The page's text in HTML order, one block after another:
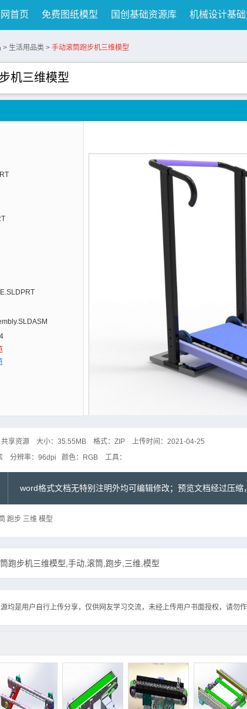
首页 免费图纸模型 国创基础资源库 机械设计基
联系我们
> 生活用品类 > 手动滚筒跑步机三维模型
机三维模型
共享资源 大小： 35.55MB 格式： ZIP 上传时间： 2021-04-25
分辨率： 96dpi 颜色： RGB 工具：
word格式文档无特别注明外均可编辑修改；预览文档经过压缩
跑步 三维 模型
跑步机三维模型,手动,滚筒,跑步,三维,模型
均是用户自行上传分享，仅供网友学习交流，未经上传用户书面授权，请勿作